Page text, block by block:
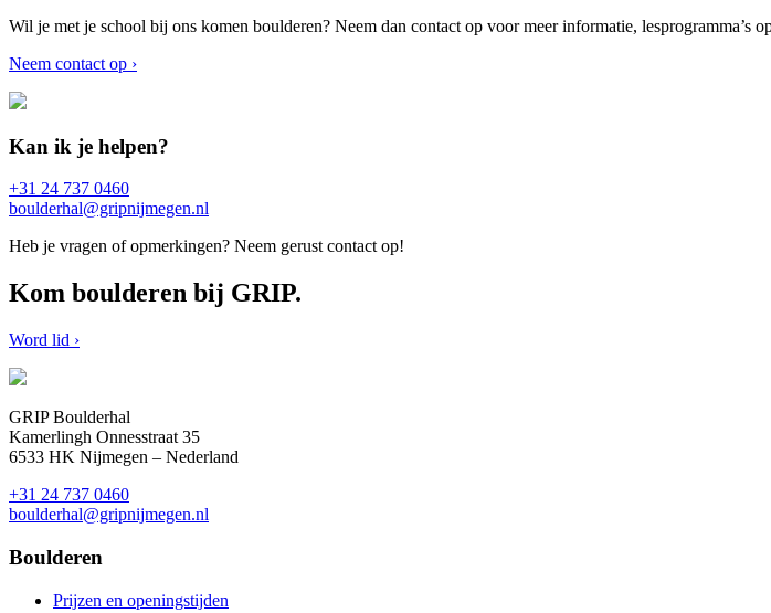
Wil je met je school bij ons komen boulderen? Neem dan contact op voor meer informatie, lesprogramma’s
Neem contact op ›
Kan ik je helpen?
+31 24 737 0460
boulderhal@gripnijmegen.nl
Heb je vragen of opmerkingen? Neem gerust contact op!
Kom boulderen bij GRIP.
Word lid ›
GRIP Boulderhal
Kamerlingh Onnesstraat 35
6533 HK Nijmegen – Nederland
+31 24 737 0460
boulderhal@gripnijmegen.nl
Boulderen
Prijzen en openingstijden